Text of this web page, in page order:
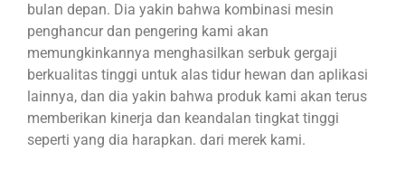
bulan depan. Dia yakin bahwa kombinasi mesin
penghancur dan pengering kami akan
memungkinkannya menghasilkan serbuk gergaji
berkualitas tinggi untuk alas tidur hewan dan aplikasi
lainnya, dan dia yakin bahwa produk kami akan terus
memberikan kinerja dan keandalan tingkat tinggi
seperti yang dia harapkan. dari merek kami.